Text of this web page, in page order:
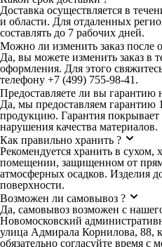
Доставка осуществляется в
и области. Для отдаленных
составлять до 7 рабочих дней.
Можно ли изменить заказ после
Да, вы можете изменить заказ в
оформления. Для этого
телефону +7 (499) 755-98-41.
Предоставляете ли вы гарантию
Да, мы предоставляем гарантию
продукцию. Гарантия
нарушения качества материалов.
Как правильно хранить ?
Рекомендуется хранить в
помещении, защищенном от
атмосферных осадков. Изделия
поверхности.
Возможен ли самовывоз ?
Да, самовывоз возможен с
Новомосковский
улица Адмирала Корнилова, 88,
обязательно согласуйте время с